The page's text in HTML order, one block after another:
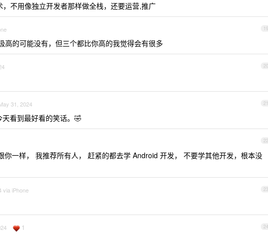
不用像独立开发者那样做全栈，还要运营,推广
19
高的可能没有，但三个都比你高的我觉得会有很多
20
21
31, 2024
看到最好看的笑话。🤣
22
你一样， 我推荐所有人， 赶紧的都去学 Android 开发， 不要学其他开发，根本没
23
via iPhone
24
1